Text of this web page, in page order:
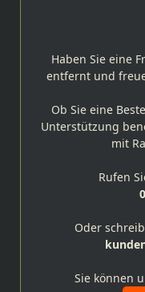
Haben Sie eine
entfernt und
Ob Sie eine
Unterstützung
mit
Rufen
Oder
Sie können